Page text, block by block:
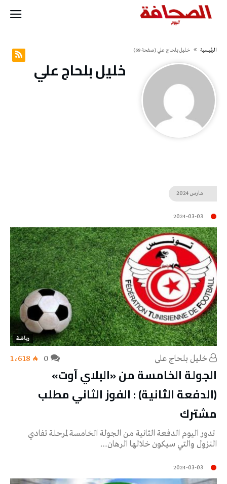
‫الرئيسية‬ خليل‭ ‬بلحاج‭ ‬علي (‫صفحة‬ 69)
خليل‭ ‬بلحاج‭ ‬علي
مارس 2024
2024-03-03
رياضة
خليل‭ ‬بلحاج‭ ‬علي 1٬618
الجولة الخامسة من «البلاي آوت»
(الدفعة الثانية) : الفوز الثاني مطلب
مشترك
تدور اليوم الدفعة الثانية من الجولة الخامسة لمرحلة تفادي
النزول والتي سيكون خلالها الرهان…
2024-03-03